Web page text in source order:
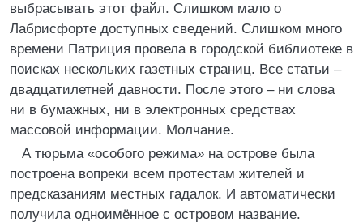
выбрасывать этот файл. Слишком мало о
Лабрисфорте доступных сведений. Слишком много
времени Патриция провела в городской библиотеке в
поисках нескольких газетных страниц. Все статьи –
двадцатилетней давности. После этого – ни слова
ни в бумажных, ни в электронных средствах
массовой информации. Молчание.
А тюрьма «особого режима» на острове была
построена вопреки всем протестам жителей и
предсказаниям местных гадалок. И автоматически
получила одноимённое с островом название.